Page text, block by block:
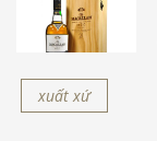
xuất xứ